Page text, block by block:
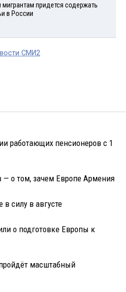
придется содержать
в России
СМИ2
работающих пенсионеров с 1
о том, зачем Европе Армения
силу в августе
о подготовке Европы к
масштабный